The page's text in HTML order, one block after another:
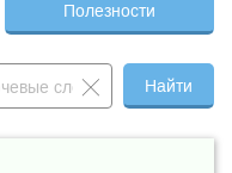
неосложненное
осложненное
Полезности
Найти